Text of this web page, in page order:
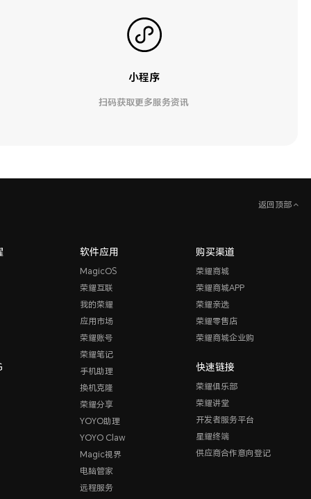
小程序
扫码获取更多服务资讯
返回顶部
软件应用
MagicOS
荣耀互联
我的荣耀
应用市场
荣耀账号
荣耀笔记
手机助理
换机克隆
荣耀分享
YOYO助理
YOYO Claw
Magic视界
电脑管家
远程服务
购买渠道
荣耀商城
荣耀商城APP
荣耀亲选
荣耀零售店
荣耀商城企业购
快速链接
荣耀俱乐部
荣耀讲堂
开发者服务平台
星耀终端
供应商合作意向登记